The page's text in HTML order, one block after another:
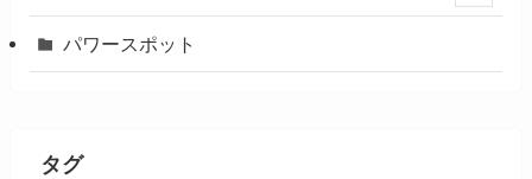
パワースポット
タグ